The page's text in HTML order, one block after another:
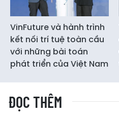
VinFuture và hành trình
kết nối trí tuệ toàn cầu
với những bài toán
phát triển của Việt Nam
ĐỌC THÊM